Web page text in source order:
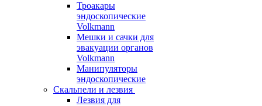
Троакары
эндоскопические
Volkmann
Мешки и сачки для
эвакуации органов
Volkmann
Манипуляторы
эндоскопические
Скальпели и лезвия
Лезвия для